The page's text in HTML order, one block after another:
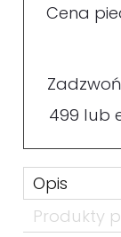
Cena
499 lub
Opis
Produkty